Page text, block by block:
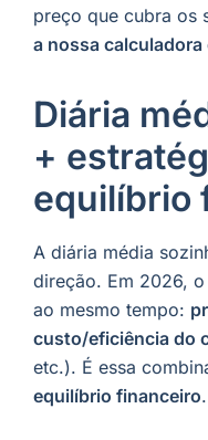
preço que cubra os
a nossa
Diária
+
equilíbrio
A diária média
direção. Em 2026,
ao mesmo tempo:
custo/eficiência do
etc.). É essa
equilíbrio financeiro.